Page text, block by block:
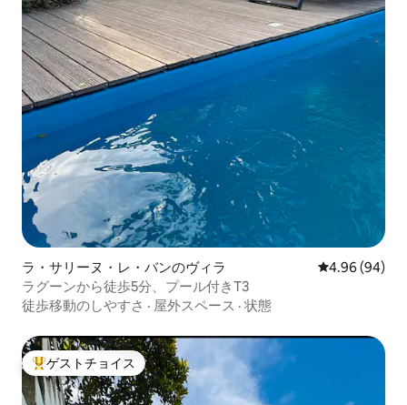
ラ・サリーヌ・レ・バンのヴィラ レビュー94件
4.96 (94)
ラグーンから徒歩5分、プール付きT3
徒歩移動のしやすさ · 屋外スペース · 状態
大好評のゲストチョイスです。
ゲストチョイス